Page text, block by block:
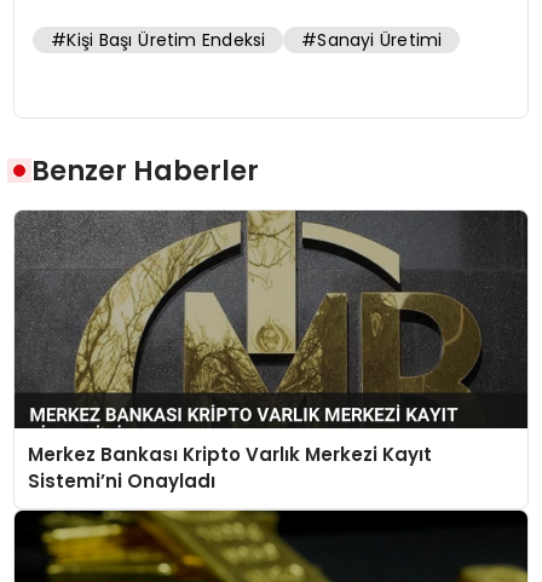
#Kişi Başı Üretim Endeksi #Sanayi Üretimi
Benzer Haberler
Merkez Bankası Kripto Varlık Merkezi Kayıt
Sistemi’ni Onayladı